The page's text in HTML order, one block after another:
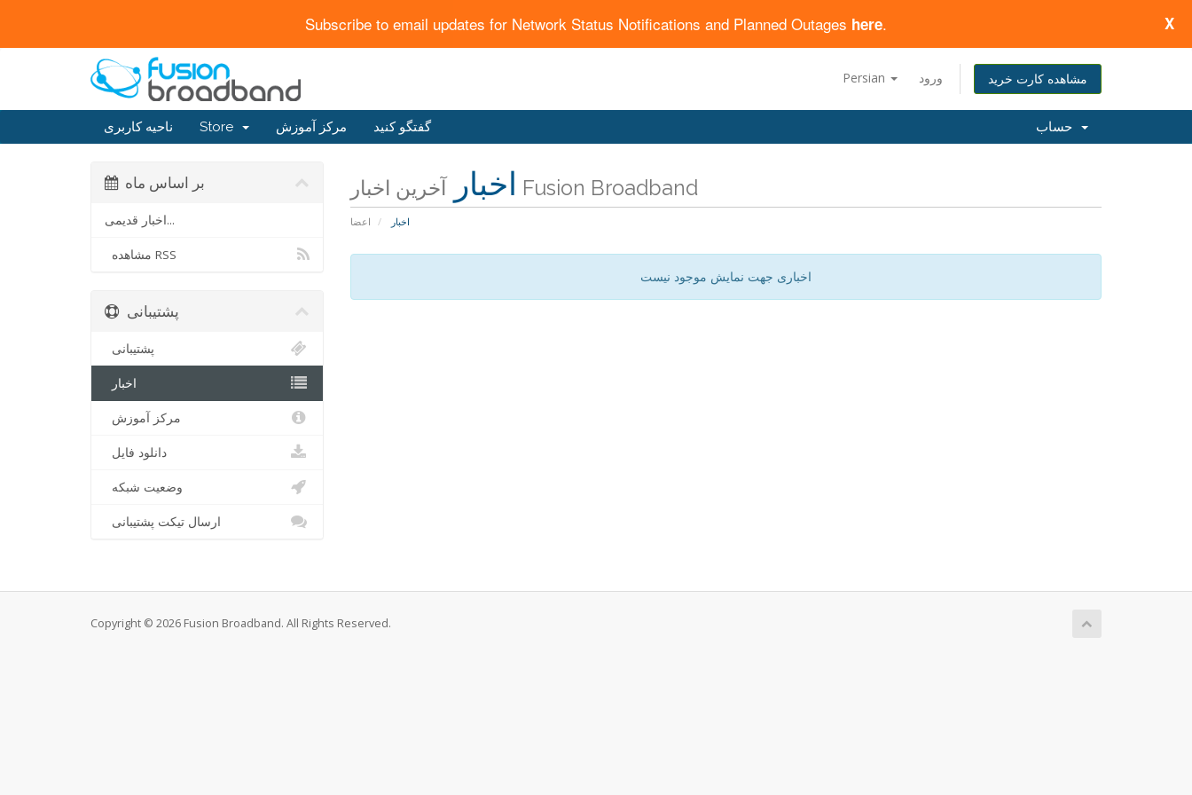
Subscribe to email updates for Network Status Notifications and Planned Outages here. X
Persian ورود مشاهده کارت خرید
ناحیه کاربری Store مرکز آموزش گفتگو کنید
اخبار آخرین اخبار Fusion Broadband
اعضا اخبار
بر اساس ماه
اخبار قدیمی...
مشاهده RSS
اخباری جهت نمایش موجود نیست
پشتیبانی
پشتیبانی
اخبار
مرکز آموزش
دانلود فایل
وضعیت شبکه
ارسال تیکت پشتیبانی
Copyright © 2026 Fusion Broadband. All Rights Reserved.